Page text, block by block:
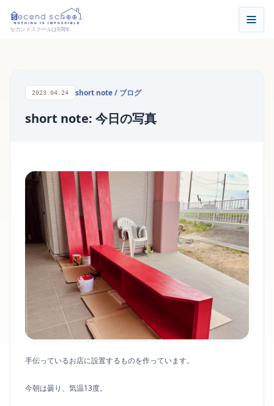
セカンドスクールは9周年
2023.04.24 short note/ ブログ
short note: 今日の写真
手伝っているお店に設置するものを作っています。
今朝は曇り、気温13度。